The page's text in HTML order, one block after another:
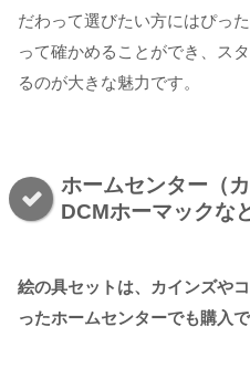
だわって選びたい方にはぴっ
って確かめることができ、ス
るのが大きな魅力です。
ホームセンター（
DCMホーマックな
絵の具セットは、カインズや
ったホームセンターでも購入で